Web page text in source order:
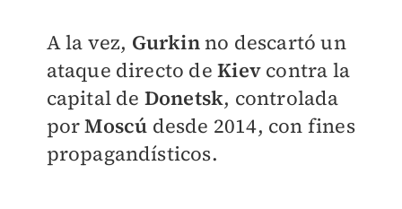
A la vez, Gurkinno descartó un
ataque directo deKiev contra la
capital de Donetsk, controlada
porMoscú desde 2014, con fines
propagandísticos.